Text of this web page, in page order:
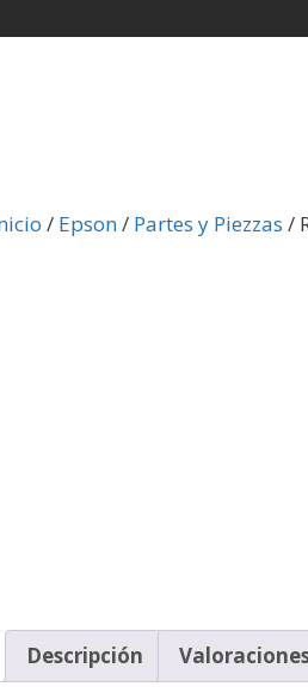
/ Epson/ Partes y Piezzas /
Descripción